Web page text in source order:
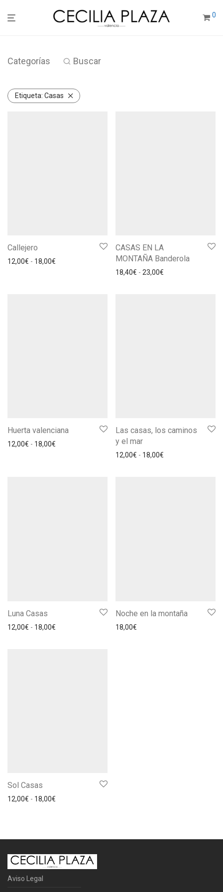
0
Categorías Buscar
Etiqueta: Casas
Callejero
12,00€ - 18,00€ Rango de precios: desde 12,00€ hasta 18,00€
CASAS EN LA
MONTAÑA Banderola
18,40€ - 23,00€
Huerta valenciana
12,00€ - 18,00€ Rango de precios: desde 12,00€ hasta 18,00€
Las casas, los caminos
y el mar
12,00€ - 18,00€
Luna Casas
12,00€ - 18,00€ Rango de precios: desde 12,00€ hasta 18,00€
Noche en la montaña
18,00€
Sol Casas
12,00€ - 18,00€
Aviso Legal